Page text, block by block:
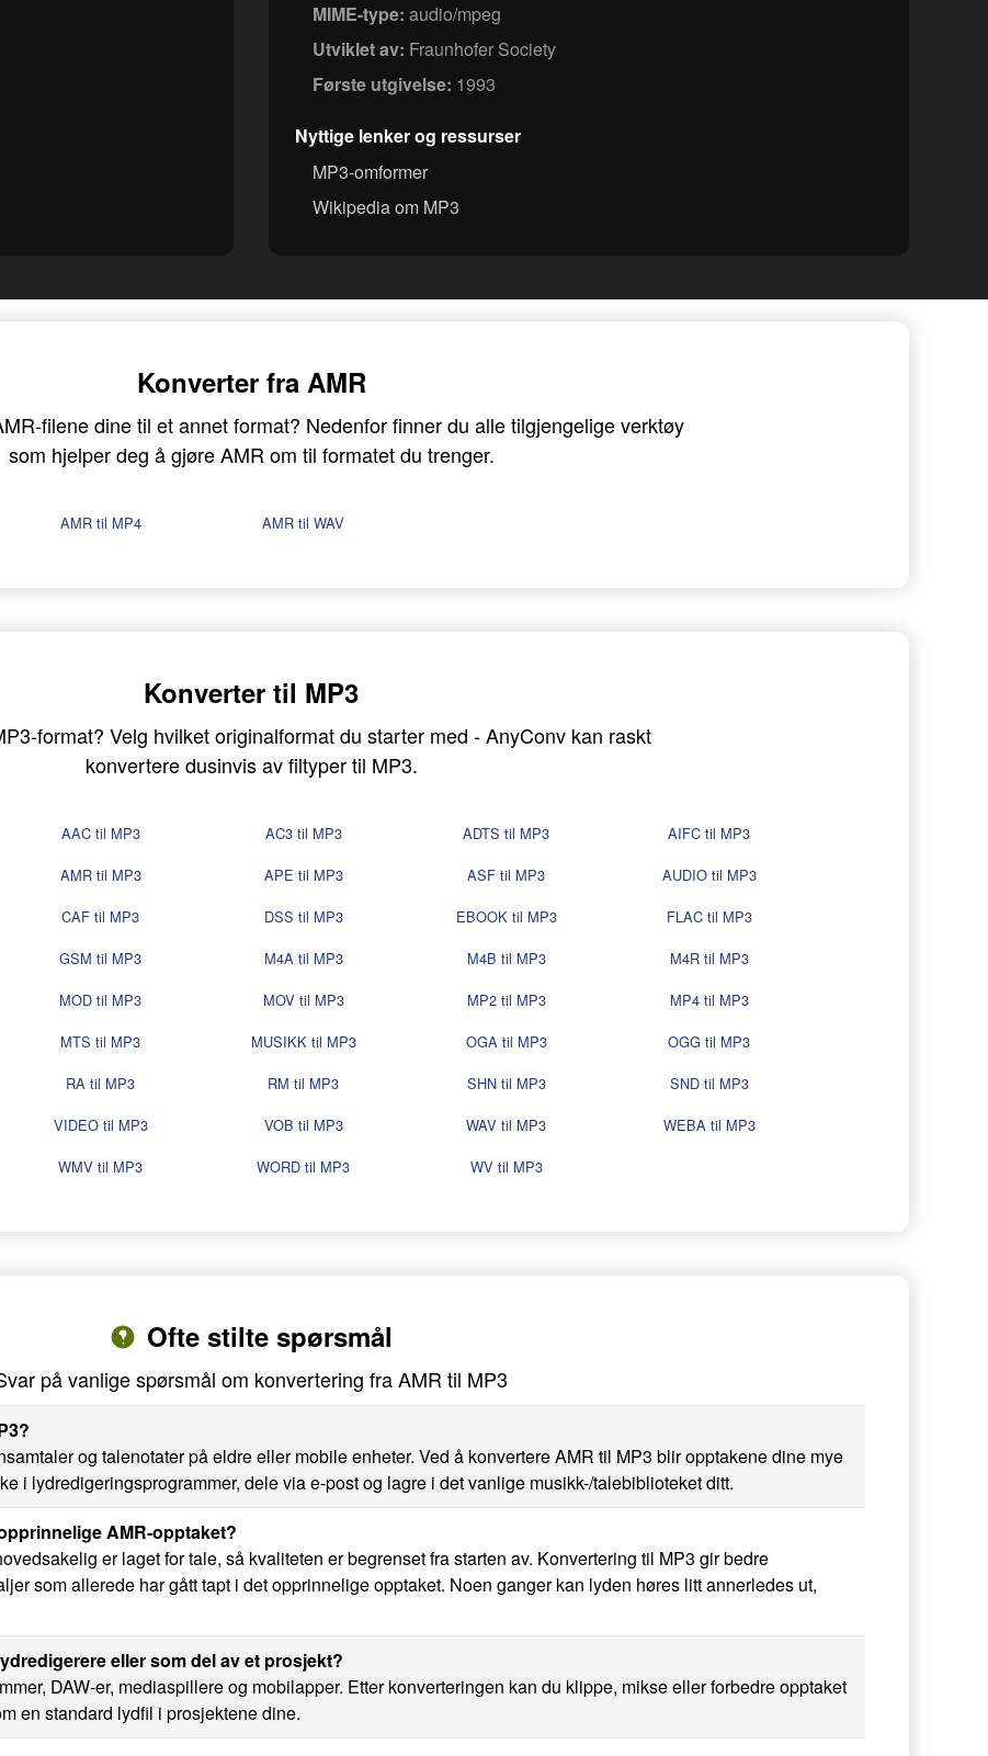
MIME-type: audio/mpeg
Utviklet av: Fraunhofer Society
Første utgivelse: 1993
Nyttige lenker og ressurser
MP3-omformer
Wikipedia om MP3
Konverter fra AMR
filene dine til et annet format? Nedenfor finner du alle tilgjengelige verktøy
som hjelper deg å gjøre AMR om til formatet du trenger.
AMR til MP4 AMR til WAV
Konverter til MP3
format? Velg hvilket originalformat du starter med - AnyConv kan raskt
konvertere dusinvis av filtyper til MP3.
AAC til MP3 AC3 til MP3 ADTS til MP3
AIFC til MP3
AMR til MP3 APE til MP3 ASF til MP3
AUDIO til MP3
CAF til MP3 DSS til MP3 EBOOK til MP3
FLAC til MP3
GSM til MP3 M4A til MP3 M4B til MP3
M4R til MP3
MOD til MP3 MOV til MP3 MP2 til MP3
MP4 til MP3
MTS til MP3 MUSIKK til MP3 OGA til MP3
OGG til MP3
RA til MP3 RM til MP3 SHN til MP3
SND til MP3
VIDEO til MP3 VOB til MP3 WAV til MP3
WEBA til MP3
WMV til MP3 WORD til MP3 WV til MP3
Ofte stilte spørsmål
på vanlige spørsmål om konvertering fra AMR til MP3
og talenotater på eldre eller mobile enheter. Ved å konvertere AMR til MP3 blir opptakene dine mye
i lydredigerings­programmer, dele via e-post og lagre i det vanlige musikk-/talebiblioteket ditt.
AMR-opptaket?
er laget for tale, så kvaliteten er begrenset fra starten av. Konvertering til MP3 gir bedre
som allerede har gått tapt i det opprinnelige opptaket. Noen ganger kan lyden høres litt annerledes ut,
eller som del av et prosjekt?
DAW-er, mediaspillere og mobilapper. Etter konverteringen kan du klippe, mikse eller forbedre opptaket
en standard lydfil i prosjektene dine.